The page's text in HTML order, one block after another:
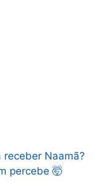
receber Naamã?
percebe 🤯